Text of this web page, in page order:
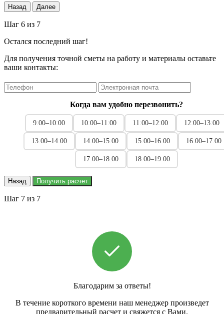
Назад Далее
Шаг 6 из 7
Остался последний шаг!
Для получения точной сметы на работу и материалы оставьте
ваши контакты:
Когда вам удобно перезвонить?
9:00–10:00 10:00–11:00 11:00–12:00 12:00–13:00
13:00–14:00 14:00–15:00 15:00–16:00 16:00–17:00
17:00–18:00 18:00–19:00
Назад Получить расчет
Шаг 7 из 7
Благодарим за ответы!
В течение короткого времени наш менеджер произведет
предварительный расчет и свяжется с Вами.